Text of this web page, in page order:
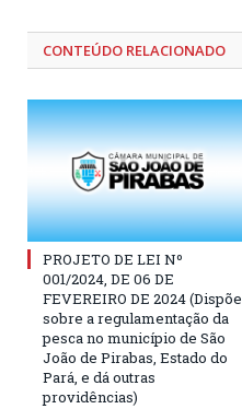
CONTEÚDO RELACIONADO
PROJETO DE LEI Nº
001/2024, DE 06 DE
FEVEREIRO DE 2024 (Dispõe
sobre a regulamentação da
pesca no município de São
João de Pirabas, Estado do
Pará, e dá outras
providências)